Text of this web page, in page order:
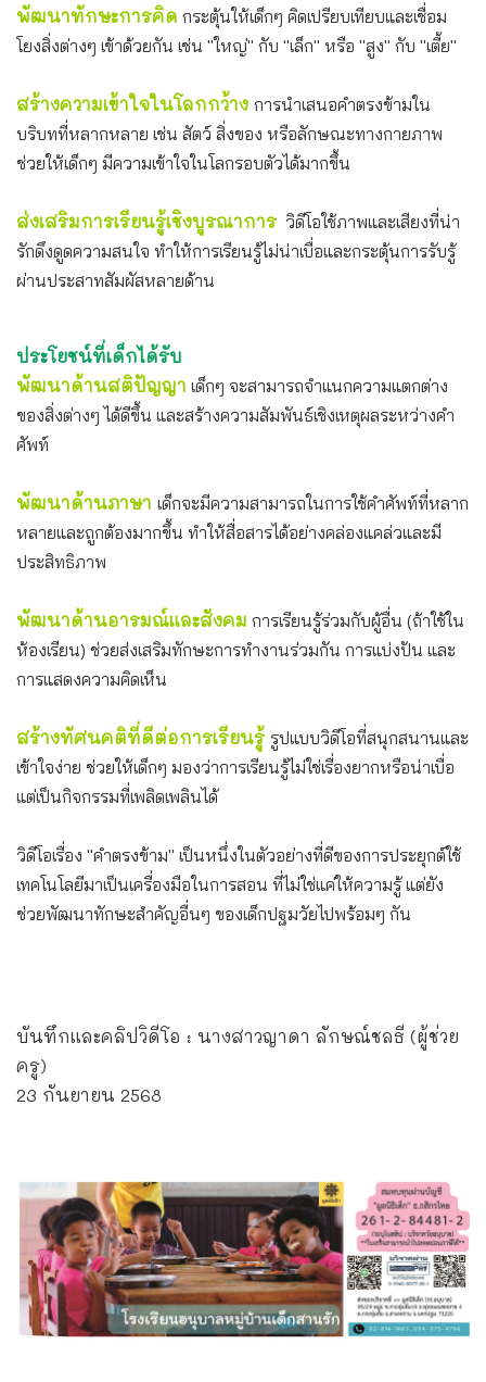
พัฒนาทักษะการคิด กระตุ้นให้เด็กๆ คิดเปรียบเทียบและเชื่อม
โยงสิ่งต่างๆ เข้าด้วยกัน เช่น "ใหญ่" กับ "เล็ก" หรือ "สูง" กับ "เตี้ย"
สร้างความเข้าใจในโลกกว้าง การนำเสนอคำตรงข้ามใน
บริบทที่หลากหลาย เช่น สัตว์ สิ่งของ หรือลักษณะทางกายภาพ
ช่วยให้เด็กๆ มีความเข้าใจในโลกรอบตัวได้มากขึ้น
ส่งเสริมการเรียนรู้เชิงบูรณาการ วิดีโอใช้ภาพและเสียงที่น่า
รักดึงดูดความสนใจ ทำให้การเรียนรู้ไม่น่าเบื่อและกระตุ้นการรับรู้
ผ่านประสาทสัมผัสหลายด้าน
ประโยชน์ที่เด็กได้รับ
พัฒนาด้านสติปัญญา เด็กๆ จะสามารถจำแนกความแตกต่าง
ของสิ่งต่างๆ ได้ดีขึ้น และสร้างความสัมพันธ์เชิงเหตุผลระหว่างคำ
ศัพท์
พัฒนาด้านภาษา เด็กจะมีความสามารถในการใช้คำศัพท์ที่หลาก
หลายและถูกต้องมากขึ้น ทำให้สื่อสารได้อย่างคล่องแคล่วและมี
ประสิทธิภาพ
พัฒนาด้านอารมณ์และสังคม การเรียนรู้ร่วมกับผู้อื่น (ถ้าใช้ใน
ห้องเรียน) ช่วยส่งเสริมทักษะการทำงานร่วมกัน การแบ่งปัน และ
การแสดงความคิดเห็น
สร้างทัศนคติที่ดีต่อการเรียนรู้ รูปแบบวิดีโอที่สนุกสนานและ
เข้าใจง่าย ช่วยให้เด็กๆ มองว่าการเรียนรู้ไม่ใช่เรื่องยากหรือน่าเบื่อ
แต่เป็นกิจกรรมที่เพลิดเพลินได้
วิดีโอเรื่อง "คำตรงข้าม" เป็นหนึ่งในตัวอย่างที่ดีของการประยุกต์ใช้
เทคโนโลยีมาเป็นเครื่องมือในการสอน ที่ไม่ใช่แค่ให้ความรู้ แต่ยัง
ช่วยพัฒนาทักษะสำคัญอื่นๆ ของเด็กปฐมวัยไปพร้อมๆ กัน
บันทึกและคลิปวิดีโอ : นางสาวญาดา ลักษณ์ชลธี (ผู้ช่วย
ครู)
23 กันยายน 2568